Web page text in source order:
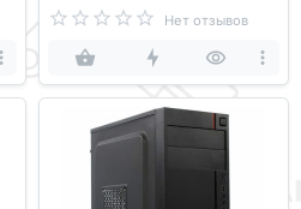
Нет отзывов